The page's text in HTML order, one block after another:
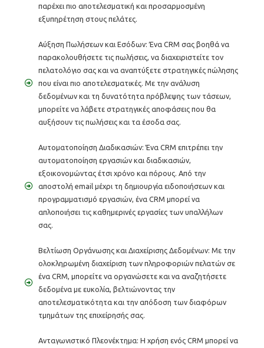
παρέχει πιο αποτελεσματική και προσαρμοσμένη
εξυπηρέτηση στους πελάτες.
Αύξηση Πωλήσεων και Εσόδων: Ένα CRM σας βοηθά να
παρακολουθήσετε τις πωλήσεις, να διαχειριστείτε τον
πελατολόγιο σας και να αναπτύξετε στρατηγικές πώλησης
που είναι πιο αποτελεσματικές. Με την ανάλυση
δεδομένων και τη δυνατότητα πρόβλεψης των τάσεων,
μπορείτε να λάβετε στρατηγικές αποφάσεις που θα
αυξήσουν τις πωλήσεις και τα έσοδα σας.
Αυτοματοποίηση Διαδικασιών: Ένα CRM επιτρέπει την
αυτοματοποίηση εργασιών και διαδικασιών,
εξοικονομώντας έτσι χρόνο και πόρους. Από την
αποστολή email μέχρι τη δημιουργία ειδοποιήσεων και
προγραμματισμό εργασιών, ένα CRM μπορεί να
απλοποιήσει τις καθημερινές εργασίες των υπαλλήλων
σας.
Βελτίωση Οργάνωσης και Διαχείρισης Δεδομένων: Με την
ολοκληρωμένη διαχείριση των πληροφοριών πελατών σε
ένα CRM, μπορείτε να οργανώσετε και να αναζητήσετε
δεδομένα με ευκολία, βελτιώνοντας την
αποτελεσματικότητα και την απόδοση των διαφόρων
τμημάτων της επιχείρησής σας.
Ανταγωνιστικό Πλεονέκτημα: Η χρήση ενός CRM μπορεί να